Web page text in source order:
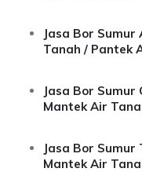
Jasa Bor
Tanah / Pantek
Jasa Bor
Mantek Air
Jasa Bor
Mantek Air